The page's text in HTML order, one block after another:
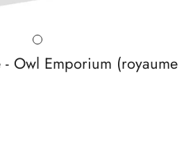
- Owl Emporium (royaume